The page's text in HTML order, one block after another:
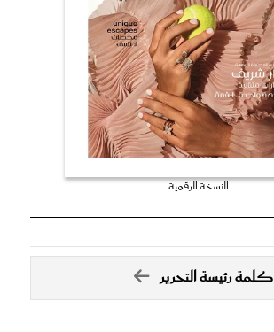
النسخة الرقمية
كلمة رئيسة التحرير